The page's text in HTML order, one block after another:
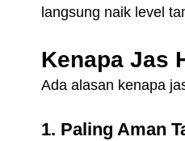
langsung naik level
Kenapa Jas
Ada alasan kenapa
1. Paling Aman